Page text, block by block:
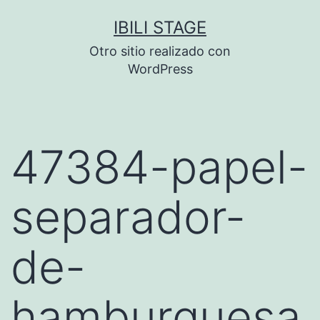
IBILI STAGE
Otro sitio realizado con
WordPress
47384-papel-
separador-
de-